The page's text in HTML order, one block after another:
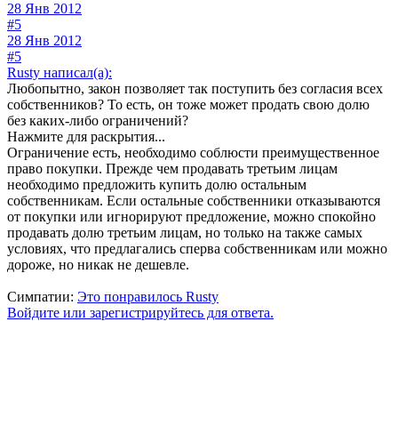
28 Янв 2012
#5
28 Янв 2012
#5
Rusty написал(а):
Любопытно, закон позволяет так поступить без согласия всех
собственников? То есть, он тоже может продать свою долю
без каких-либо ограничений?
Нажмите для раскрытия...
Ограничение есть, необходимо соблюсти преимущественное
право покупки. Прежде чем продавать третьим лицам
необходимо предложить купить долю остальным
собственникам. Если остальные собственники отказываются
от покупки или игнорируют предложение, можно спокойно
продавать долю третьим лицам, но только на также самых
условиях, что предлагались сперва собственникам или можно
дороже, но никак не дешевле.
Симпатии: Это понравилось Rusty
Войдите или зарегистрируйтесь для ответа.